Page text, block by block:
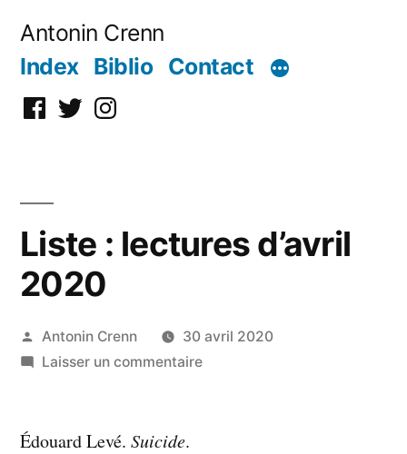
Antonin Crenn
Index Biblio Contact
Facebook
TwitterInstagram
Liste : lectures d’avril
2020
Publié
par
Antonin Crenn
30 avril 2020
Laisser un commentairesur
Édouard Levé. Suicide.